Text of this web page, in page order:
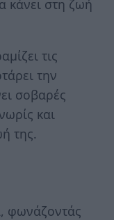
κάνει στη ζωή
τις
την
σοβαρές
και
της.
φωνάζοντάς